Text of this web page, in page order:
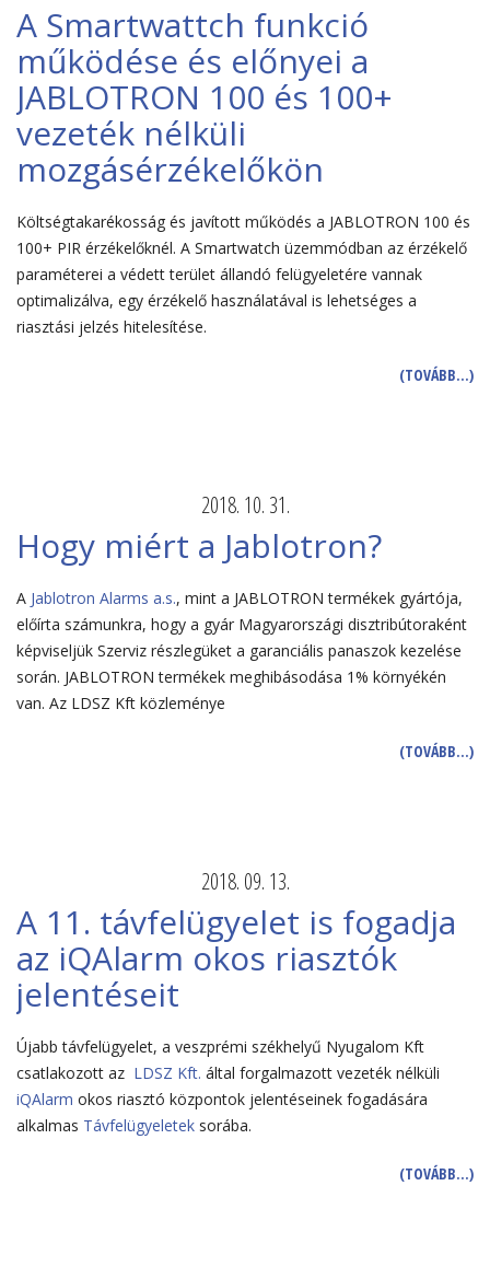
A Smartwattch funkció
működése és előnyei a
JABLOTRON 100 és 100+
vezeték nélküli
mozgásérzékelőkön
Költségtakarékosság és javított működés a JABLOTRON 100 és
100+ PIR érzékelőknél. A Smartwatch üzemmódban az érzékelő
paraméterei a védett terület állandó felügyeletére vannak
optimalizálva, egy érzékelő használatával is lehetséges a
riasztási jelzés hitelesítése.
(TOVÁBB…)
2018. 10. 31.
Hogy miért a Jablotron?
A Jablotron Alarms a.s., mint a JABLOTRON termékek gyártója,
előírta számunkra, hogy a gyár Magyarországi disztribútoraként
képviseljük Szerviz részlegüket a garanciális panaszok kezelése
során. JABLOTRON termékek meghibásodása 1% környékén
van. Az LDSZ Kft közleménye
(TOVÁBB…)
2018. 09. 13.
A 11. távfelügyelet is fogadja
az iQAlarm okos riasztók
jelentéseit
Újabb távfelügyelet, a veszprémi székhelyű Nyugalom Kft
csatlakozott az LDSZ Kft. által forgalmazott vezeték nélküli
iQAlarm okos riasztó központok jelentéseinek fogadására
alkalmas Távfelügyeletek sorába.
(TOVÁBB…)